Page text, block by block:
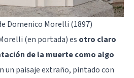
Domenico Morelli (1897)
(en portada) es otro claro
de la muerte como algo
un paisaje extraño, pintado con